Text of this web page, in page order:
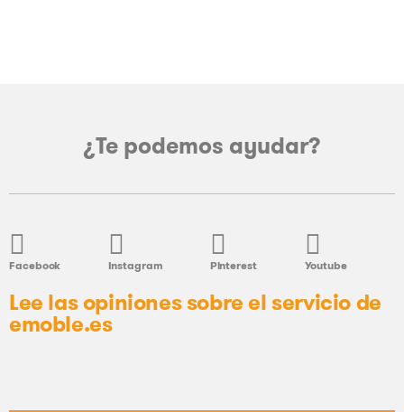
¿Te podemos ayudar?
Facebook Instagram Pinterest Youtube
Lee las opiniones sobre el servicio de
emoble.es